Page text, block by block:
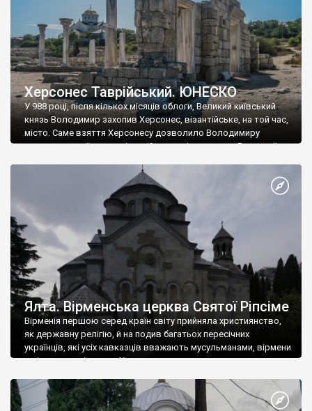
Херсонес Таврійський. ЮНЕСКО
У 988 році, після кількох місяців облоги, Великий київський
князь Володимир захопив Херсонес, візантійське, на той час,
місто. Саме взяття Херсонесу дозволило Володимиру
диктувати свої умови візантійському імператору Василю ІІ, та
Херсонесі Володимир-язичник, став Василем-християнином.
А потім було Хрещення Русі. На честь Херсонесу Таврійського
Ялта. Вірменська церква Святої Ріпсіме
Вірменія першою серед країн світу прийняла християнство,
як державну релігію, й на подив багатьох пересічних
українців, які усіх кавказців вважають мусульманами, вірмени
є відданими вірянами Христа